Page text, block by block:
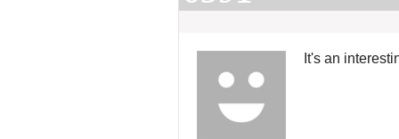
It's an